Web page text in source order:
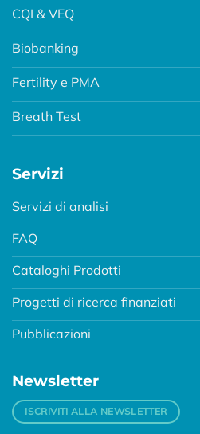
CQI & VEQ
Biobanking
Fertility e PMA
Breath Test
Servizi
Servizi di analisi
FAQ
Cataloghi Prodotti
Progetti di ricerca finanziati
Pubblicazioni
Newsletter
ISCRIVITI ALLA NEWSLETTER